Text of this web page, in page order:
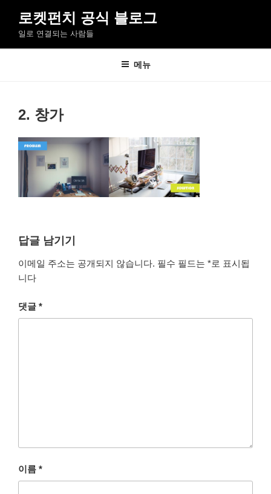
로
로켓펀치 공식 블로그
일로 연결되는 사람들
메뉴
2. 창가
답글 남기기
이메일 주소는 공개되지 않습니다. 필수 필드는 *로 표시됩
니다
댓글 *
이름 *